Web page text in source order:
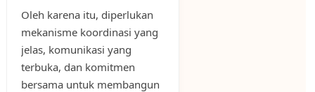
Oleh karena itu, diperlukan
mekanisme koordinasi yang
jelas, komunikasi yang
terbuka, dan komitmen
bersama untuk membangun